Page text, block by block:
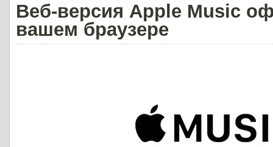
Веб-версия Apple Music
вашем браузере